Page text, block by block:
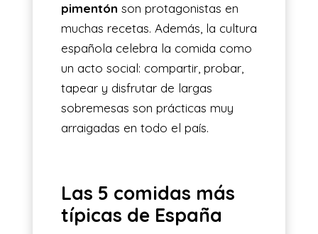
pimentón son protagonistas en
muchas recetas. Además, la cultura
española celebra la comida como
un acto social: compartir, probar,
tapear y disfrutar de largas
sobremesas son prácticas muy
arraigadas en todo el país.
Las 5 comidas más
típicas de España